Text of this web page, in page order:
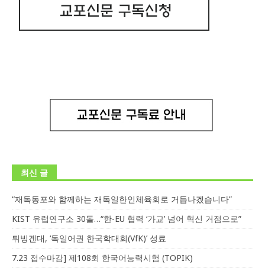
최신 글
“재독동포와 함께하는 재독일한인체육회로 거듭나겠습니다”
KIST 유럽연구소 30돌…“한-EU 협력 ‘가교’ 넘어 혁신 거점으로”
튀빙겐대, ‘독일어권 한국학대회(VfK)’ 성료
7.23 접수마감] 제108회 한국어능력시험 (TOPIK)